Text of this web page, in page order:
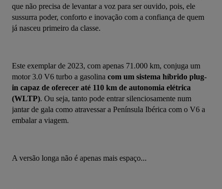
que não precisa de levantar a voz para ser ouvido, pois, ele
sussurra poder, conforto e inovação com a confiança de quem
já nasceu primeiro da classe.
Este exemplar de 2023, com apenas 71.000 km, conjuga um
motor 3.0 V6 turbo a gasolina com um sistema híbrido plug-
in capaz de oferecer até 110 km de autonomia elétrica
(WLTP). Ou seja, tanto pode entrar silenciosamente num
jantar de gala como atravessar a Península Ibérica com o V6 a
embalar a viagem.
A versão longa não é apenas mais espaço...